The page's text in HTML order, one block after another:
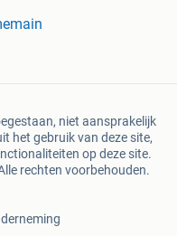
niet aansprakelijk
het gebruik van deze site,
op deze site.
rechten voorbehouden.